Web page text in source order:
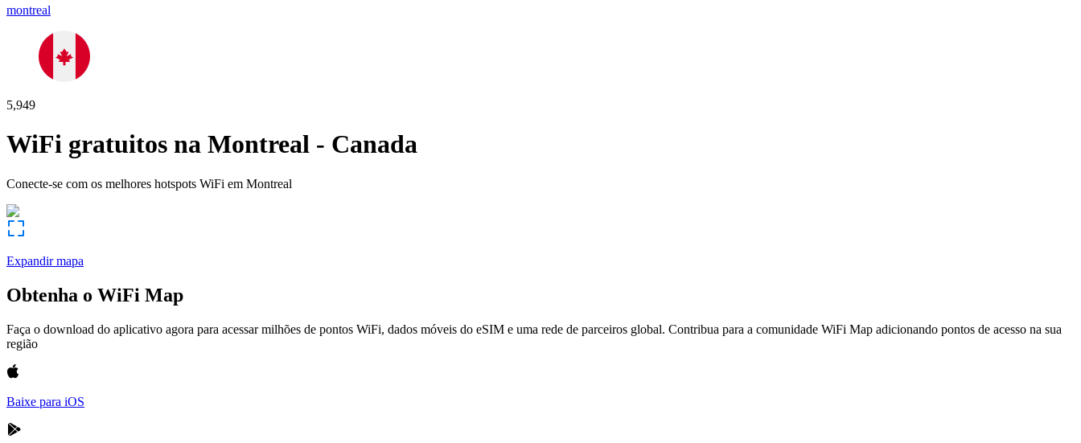
montreal
5,949
WiFi gratuitos na Montreal - Canada
Conecte-se com os melhores hotspots WiFi em Montreal
Expandir mapa
Obtenha o WiFi Map
Faça o download do aplicativo agora para acessar milhões de pontos WiFi, dados móveis do eSIM e uma rede de parceiros global. Contribua para a comunidade WiFi Map adicionando pontos de acesso na sua
região
Baixe para iOS